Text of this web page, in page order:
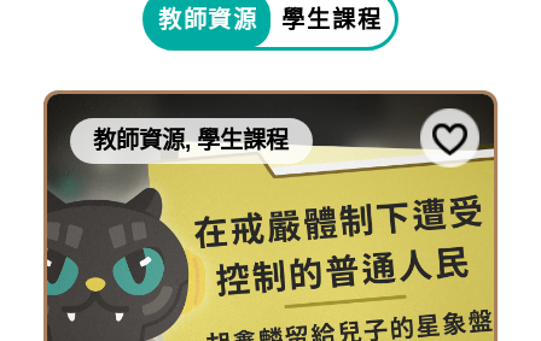
課
程
〈常
設
展
主
題
常
設
展-
2025-
10-
載
資
源
包
教師資源 學生課程
教師資源, 學生課程